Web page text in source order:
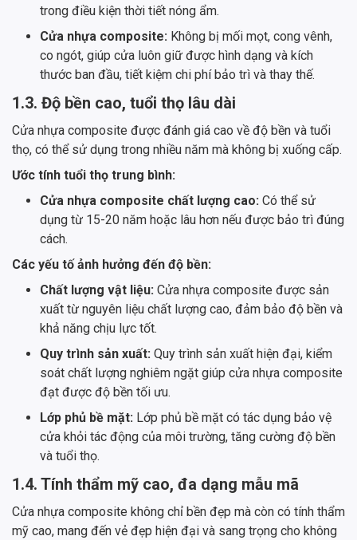
trong điều kiện thời tiết nóng ẩm.
Cửa nhựa composite: Không bị mối mọt, cong vênh,
co ngót, giúp cửa luôn giữ được hình dạng và kích
thước ban đầu, tiết kiệm chi phí bảo trì và thay thế.
1.3. Độ bền cao, tuổi thọ lâu dài
Cửa nhựa composite được đánh giá cao về độ bền và tuổi
thọ, có thể sử dụng trong nhiều năm mà không bị xuống cấp.
Ước tính tuổi thọ trung bình:
Cửa nhựa composite chất lượng cao: Có thể sử
dụng từ 15-20 năm hoặc lâu hơn nếu được bảo trì đúng
cách.
Các yếu tố ảnh hưởng đến độ bền:
Chất lượng vật liệu: Cửa nhựa composite được sản
xuất từ nguyên liệu chất lượng cao, đảm bảo độ bền và
khả năng chịu lực tốt.
Quy trình sản xuất: Quy trình sản xuất hiện đại, kiểm
soát chất lượng nghiêm ngặt giúp cửa nhựa composite
đạt được độ bền tối ưu.
Lớp phủ bề mặt: Lớp phủ bề mặt có tác dụng bảo vệ
cửa khỏi tác động của môi trường, tăng cường độ bền
và tuổi thọ.
1.4. Tính thẩm mỹ cao, đa dạng mẫu mã
Cửa nhựa composite không chỉ bền đẹp mà còn có tính thẩm
mỹ cao, mang đến vẻ đẹp hiện đại và sang trọng cho không